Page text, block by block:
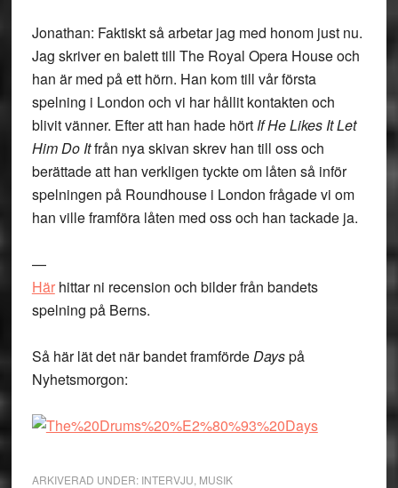
Jonathan: Faktiskt så arbetar jag med honom just nu.
Jag skriver en balett till The Royal Opera House och
han är med på ett hörn. Han kom till vår första
spelning i London och vi har hållit kontakten och
blivit vänner. Efter att han hade hört If He Likes It Let
Him Do Itfrån nya skivan skrev han till oss och
berättade att han verkligen tyckte om låten så inför
spelningen på Roundhouse i London frågade vi om
han ville framföra låten med oss och han tackade ja.
—
Härhittar ni recension och bilder från bandets
spelning på Berns.
Så här lät det när bandet framfördeDayspå
Nyhetsmorgon:
ARKIVERAD UNDER: INTERVJU MUSIK